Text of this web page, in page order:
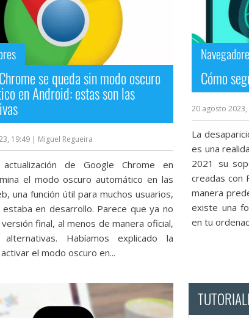
se queda sin modo oscuro
en Android: estas son las
19:49 | Miguel Regueira
de Google Chrome en
el modo oscuro automático en las
una función útil para muchos usuarios,
estaba en desarrollo. Parece que ya no
final, al menos de manera oficial,
Habíamos explicado la
el modo oscuro en...
Cómo
20 agosto 2023,
La
es una
2021 su
creadas con
manera
existe una
en tu